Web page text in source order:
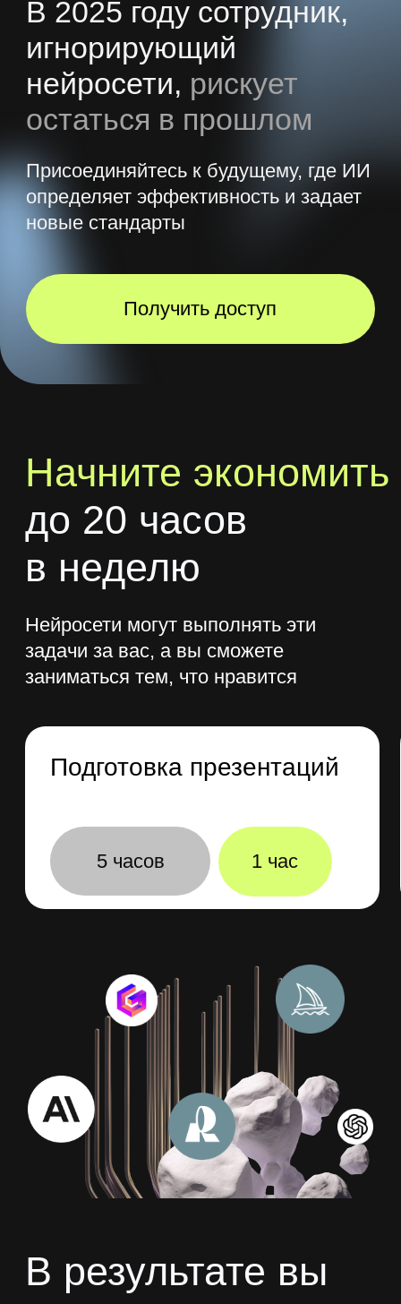
Работать с разными
нейросетями
востребованными нейросетями,
на реальных кейсах разберетесь
в их функционале и внедрите в свою
работу
В результате вы
научитесь
Анализировать данные
Вы научитест работать с Rows AI,
Grapha AI, ChatGPT, которые
упростят вам работу с таблицами,
Создавать уникальный
C помощью Midjorney и DALL-E ваши
иллюстрации и изображения выйдут
будут захватывать внимание,
а благодаря ChatGPT и TandexGPT
много времени
Повышать свою
продуктивность
тренера, консультанта по финансам
или ассистента, который заберет
на себя рутинные задачи
Эксперт курса
Эксперт по внедрению ИИ в бизнес
с опытом более 2,5 лет, автор